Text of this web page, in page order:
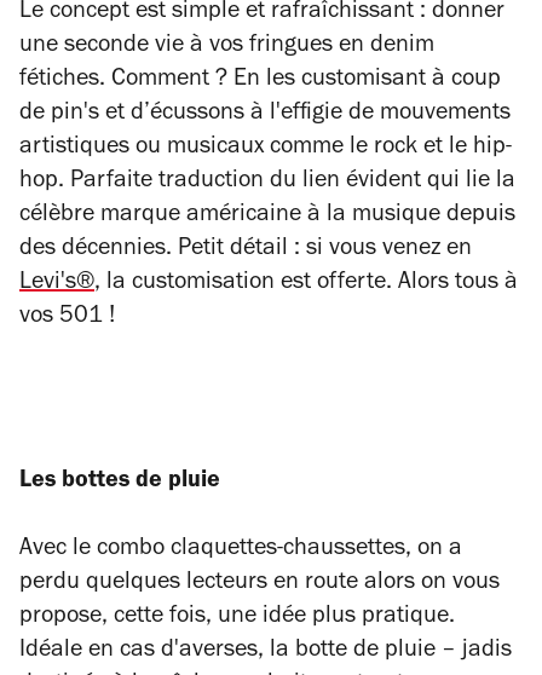
Le concept est simple et rafraîchissant : donner
une seconde vie à vos fringues en denim
fétiches. Comment ? En les customisant à coup
de pin's et d’écussons à l'effigie de mouvements
artistiques ou musicaux comme le rock et le hip-
hop. Parfaite traduction du lien évident qui lie la
célèbre marque américaine à la musique depuis
des décennies. Petit détail : si vous venez en
Levi's®, la customisation est offerte. Alors tous à
vos 501 !
Les bottes de pluie
Avec le combo claquettes-chaussettes, on a
perdu quelques lecteurs en route alors on vous
propose, cette fois, une idée plus pratique.
Idéale en cas d'averses, la botte de pluie – jadis